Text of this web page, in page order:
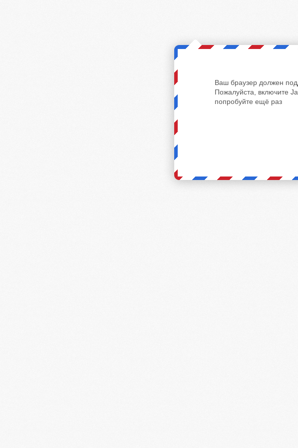
Ваш браузер должен
Пожалуйста, включите
попробуйте ещё раз